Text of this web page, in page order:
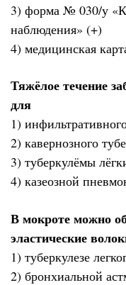
3) форма № 030/у
наблюдения» (+)
4) медицинская
Тяжёлое течение
для
1)
2) кавернозного
3) туберкулёмы
4) казеозной
В мокроте можно
эластические
1) туберкулезе
2) бронхиальной